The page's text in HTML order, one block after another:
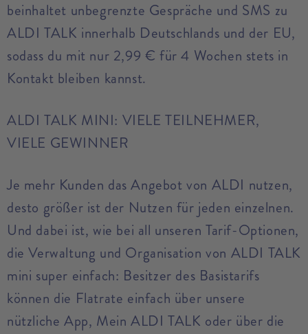
beinhaltet unbegrenzte Gespräche und SMS zu
ALDI TALK innerhalb Deutschlands und der EU,
sodass du mit nur 2,99 € für 4 Wochen stets in
Kontakt bleiben kannst.
ALDI TALK MINI: VIELE TEILNEHMER,
VIELE GEWINNER
Je mehr Kunden das Angebot von ALDI nutzen,
desto größer ist der Nutzen für jeden einzelnen.
Und dabei ist, wie bei all unseren Tarif-Optionen,
die Verwaltung und Organisation von ALDI TALK
mini super einfach: Besitzer des Basistarifs
können die Flatrate einfach über unsere
nützliche App, Mein ALDI TALK oder über die